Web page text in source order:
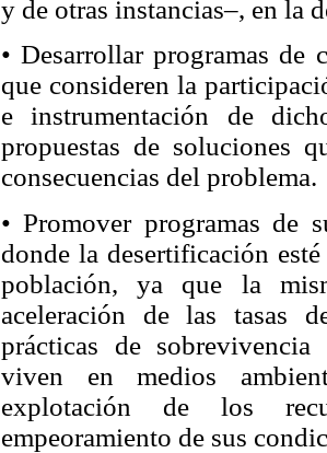
y de otras instancias–, en la
• Desarrollar programas de
que consideren la
e instrumentación de
propuestas de soluciones
consecuencias del problema.
• Promover programas de
donde la desertificación
población, ya que la
aceleración de las tasas
prácticas de
viven en medios
explotación de los
empeoramiento de sus